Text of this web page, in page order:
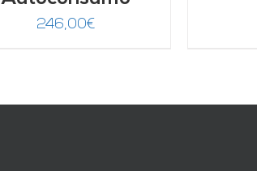
246,00€